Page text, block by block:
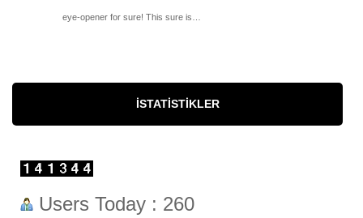
eye-opener for sure! This sure is…
İSTATISTIKLER
Users Today : 260